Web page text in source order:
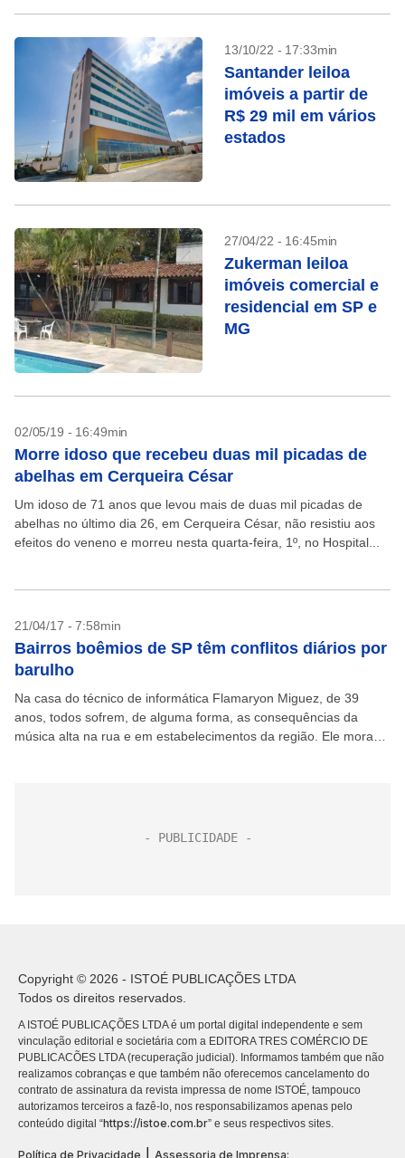
13/10/22 - 17:33min
Santander leiloa
imóveis a partir de
R$ 29 mil em vários
estados
27/04/22 - 16:45min
Zukerman leiloa
imóveis comercial e
residencial em SP e
MG
02/05/19 - 16:49min
Morre idoso que recebeu duas mil picadas de
abelhas em Cerqueira César
Um idoso de 71 anos que levou mais de duas mil picadas de
abelhas no último dia 26, em Cerqueira César, não resistiu aos
efeitos do veneno e morreu nesta quarta-feira, 1º, no Hospital...
21/04/17 - 7:58min
Bairros boêmios de SP têm conflitos diários por
barulho
Na casa do técnico de informática Flamaryon Miguez, de 39
anos, todos sofrem, de alguma forma, as consequências da
música alta na rua e em estabelecimentos da região. Ele mora
Copyright © 2026 - ISTOÉ PUBLICAÇÕES LTDA
Todos os direitos reservados.
A ISTOÉ PUBLICAÇÕES LTDA é um portal digital independente e sem
vinculação editorial e societária com a EDITORA TRES COMÉRCIO DE
PUBLICACÕES LTDA (recuperação judicial). Informamos também que não
realizamos cobranças e que também não oferecemos cancelamento do
contrato de assinatura da revista impressa de nome ISTOÉ, tampouco
autorizamos terceiros a fazê-lo, nos responsabilizamos apenas pelo
conteúdo digital “https://istoe.com.br” e seus respectivos sites.
Política de Privacidade Assessoria de Imprensa: